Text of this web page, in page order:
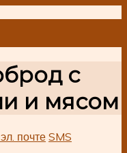
с
и мясом
почтеSMS